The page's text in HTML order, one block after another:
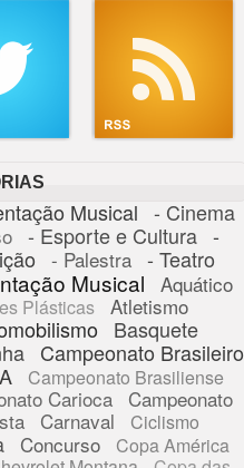
Musical - Cinema
- Esporte e Cultura -
- Palestra - Teatro
Musical Aquático
Plásticas Atletismo
Basquete
Campeonato Brasileiro
Campeonato Brasiliense
Carioca
Campeonato
Carnaval Ciclismo
Concurso
Copa América